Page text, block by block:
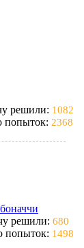
решили: 1082
попыток: 2368
решили: 680
попыток: 1498